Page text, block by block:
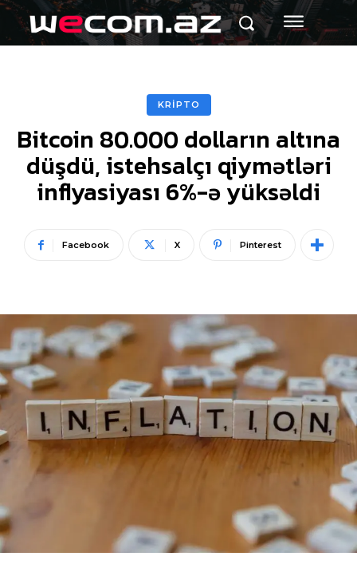
KRİPTO
Bitcoin 80.000 dolların altına
düşdü, istehsalçı qiymətləri
inflyasiyası 6%-ə yüksəldi
Facebook X Pinterest